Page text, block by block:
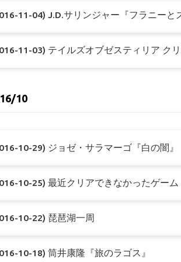
11-04) J.D.サリンジャー『フラニーと
11-03) テイルズオブゼスティリア ク
10
10-29) ジョゼ・サラマーゴ『白の闇』
10-25) 最近クリアできなかったゲーム
10-22) 琵琶湖一周
10-18) 筒井康隆『旅のラゴス』